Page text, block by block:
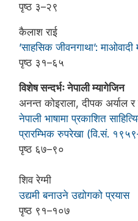
पृष्ठ ३–२९
कैलाश राई
’साहसिक जीवनगाथा’:
पृष्ठ ३१–६५
विशेष सन्दर्भः नेपाली म्यागेजिन
अनन्त कोइराला, दीपक अर्याल
नेपाली भाषामा प्रकाशित
प्रारम्भिक रुपरेखा (वि.सं.
पृष्ठ ६७–९०
शिव रेग्मी
उद्यमी बनाउने उद्योगको प्रयास
पृष्ठ ९१–१०७